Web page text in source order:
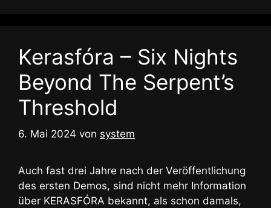
Kerasfóra – Six Nights
Beyond The Serpent’s
Threshold
6. Mai 2024 von system
Auch fast drei Jahre nach der Veröffentlichung
des ersten Demos, sind nicht mehr Information
über KERASFÓRA bekannt, als schon damals,